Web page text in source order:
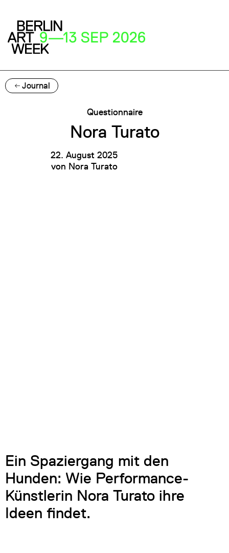
Journal
Questionnaire
Nora Turato
22. August 2025
von Nora Turato
Ein Spaziergang mit den
Hunden: Wie Performance-
Künstlerin Nora Turato ihre
Ideen findet.